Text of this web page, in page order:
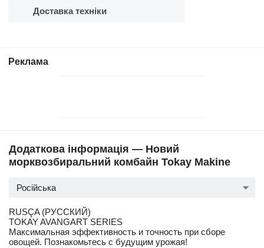
Доставка техніки
Реклама
Додаткова інформація — Новий
морквозбиральний комбайн Tokay Makine
Російська
RUSÇA (РУССКИЙ)
TOKAY AVANGART SERIES
Максимальная эффективность и точность при сборе
овощей. Познакомьтесь с будущим урожая!